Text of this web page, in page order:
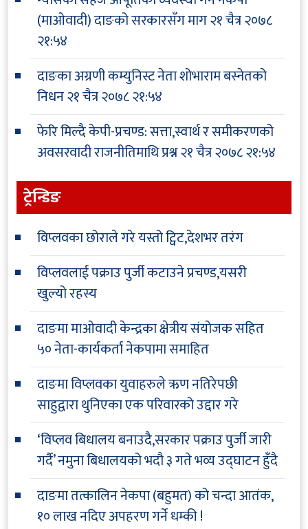
(माओवादी) दाङको सरकारसँग माग२१ चैत्र २०७८
२१:५४
दाङका अग्रणी कम्युनिस्ट नेता शोभाराम बस्नेतको
निधन२१ चैत्र २०७८ २१:५४
फेरि मिल्दै केपी-प्रचण्ड: सत्ता,स्वार्थ र समीकरणको
अवसरवादी राजनीतिमाथि प्रश्न२१ चैत्र २०७८ २१:५४
ट्रेन्डिङ
विप्लवका छोराले गरे यस्तो ट्विट,देशभर तरंग
विप्लवलाई पक्राउ पुर्जी कटाउने प्रचण्ड,यसरी
खुल्यो रहस्य
दाङमा माओवादी केन्द्रका क्षेत्रीय संयोजक सहित
५० नेता-कार्यकर्ता नेकपामा समाहित
दाङमा विप्लवका युवाहरुले ऋण नतिरेपछी
साहुद्वारा थुनिएका एक परिवारको उद्दार गरे
‘विप्लव बिधालय बनाउदै,सरकार पक्राउ पुर्जी जारी
गर्दै’ नमुना बिधालयको भदौ ३ गते भव्य उद्घाटन हुँदै
दाङमा तत्कालिन नेकपा (बहुमत) को चन्दा आतंक,
१० लाख नदिए अपहरण गर्ने धम्की !